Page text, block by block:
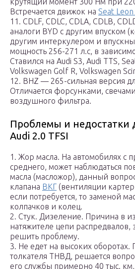
Встречается движок на Seat
11. CDLF, CDLC, CDLA, CDLB,
аналоги BYD с другим впуском
другим интеркулером и
мощность 256-271 л.с, в
Ставился на Audi S3, Audi TTS,
Volkswagen Golf R, Volkswagen
12. BHZ — 265-сильная версия
Отличается форсунками,
воздушного фильтра.
Проблемы и недостатки
Audi 2.0 TFSI
1. Жор масла. На автомобилях с
среднего, может наблюдаться
масла (масложор), данный
клапана ВКГ (вентиляции
если потребуется, то заменой
колпачков и колец.
2. Стук. Дизеление. Причина в
натяжителе цепи распредвалов,
решить проблему.
3. Не едет на высоких оборотах.
толкателя ТНВД, решается
его службы примерно 40 тыс.